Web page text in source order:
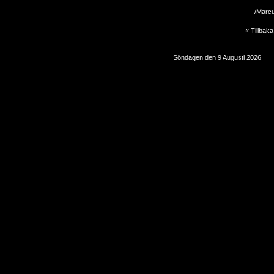
/
« Tillbaka
Söndagen den 9 Augusti 2026